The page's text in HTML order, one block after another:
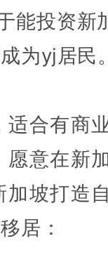
能投资新
为yj居民
适合有商
意在新
坡打造
居：